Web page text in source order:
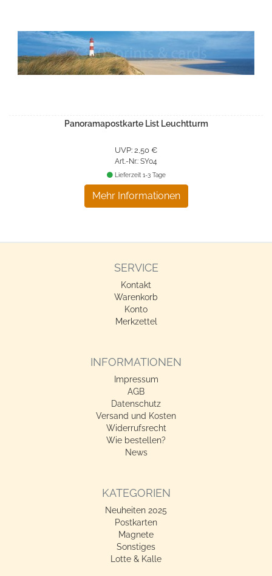
Panoramapostkarte List Leuchtturm
UVP: 2,50 €
Art.-Nr.: SY04
Mehr Informationen
Lieferzeit 1-3 Tage
SERVICE
Kontakt
Warenkorb
Konto
Merkzettel
INFORMATIONEN
Impressum
AGB
Datenschutz
Versand und Kosten
Widerrufsrecht
Wie bestellen?
News
KATEGORIEN
Neuheiten 2025
Postkarten
Magnete
Sonstiges
Lotte & Kalle